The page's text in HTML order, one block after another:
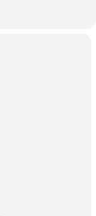
oder
in Balance und
Oasen der Stille, des